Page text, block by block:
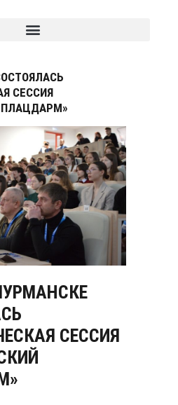
СЕССИЯ
ПЛАЦДАРМ»
СЕССИЯ